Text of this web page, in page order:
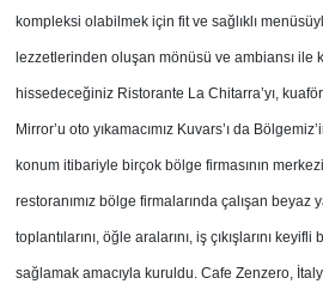
kompleksi olabilmek için fit ve sağlıklı
lezzetlerinden oluşan mönüsü ve ambiansı ile
hissedeceğiniz Ristorante La Chitarra’yı,
Mirror’u oto yıkamacımız Kuvars’ı da
konum itibariyle birçok bölge firmasının
restoranımız bölge firmalarında çalışan beyaz
toplantılarını, öğle aralarını, iş çıkışlarını
sağlamak amacıyla kuruldu. Cafe Zenzero,